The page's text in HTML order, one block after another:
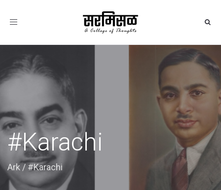
Toggle
#Karachi
Ark / #Karachi